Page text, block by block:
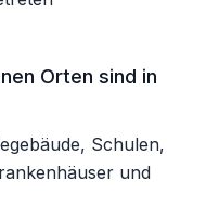
Orten sind in
Schulen,
und